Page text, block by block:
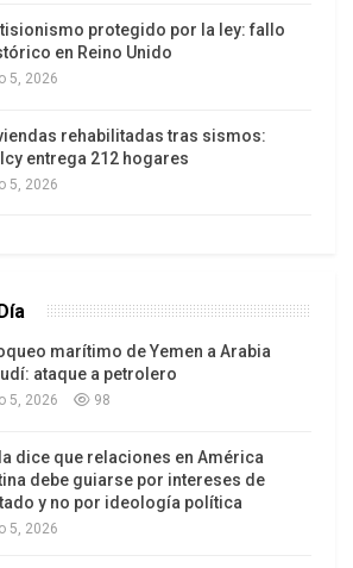
expuesta en el informe es solo la
esto no llegará a su fin sin exigir
al sector privado, incluidos sus
Albanese en el resumen de su
que bucea en
de compañías internacionales
Martin y Leonardo S.P.A.,
pero también de
tecnología como Amazon y
deservicios algorítmicos
para el asesinato mediante
protegido por la ley: fallo
en Reino Unido
5, 2026
rehabilitadas tras sismos:
entrega 212 hogares
5, 2026
marítimo de Yemen a Arabia
ataque a petrolero
5, 2026 98
dice que relaciones en América
debe guiarse por intereses de
y no por ideología política
5, 2026